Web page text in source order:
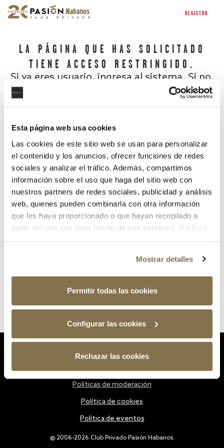
Esta página web usa cookies
Las cookies de este sitio web se usan para personalizar
el contenido y los anuncios, ofrecer funciones de redes
sociales y analizar el tráfico. Además, compartimos
información sobre el uso que haga del sitio web con
nuestros partners de redes sociales, publicidad y análisis
web, quienes pueden combinarla con otra información
que les haya proporcionado o que hayan recopilado a
partir del uso que haya hecho de sus servicios. Política
Mostrar detalles
Permitir todas las cookies
Configurar las cookies
Rechazar las cookies
REGISTRO
LA PÁGINA QUE HAS SOLICITADO
TIENE ACCESO RESTRINGIDO.
Si ya eres usuario, ingresa al sistema. Si no,
¿Has olvidado tu contraseña?
@ 2006-2026 Club Privado Pasión Habanos.
Políticas de moderación
Política de cookies
Política de eventos